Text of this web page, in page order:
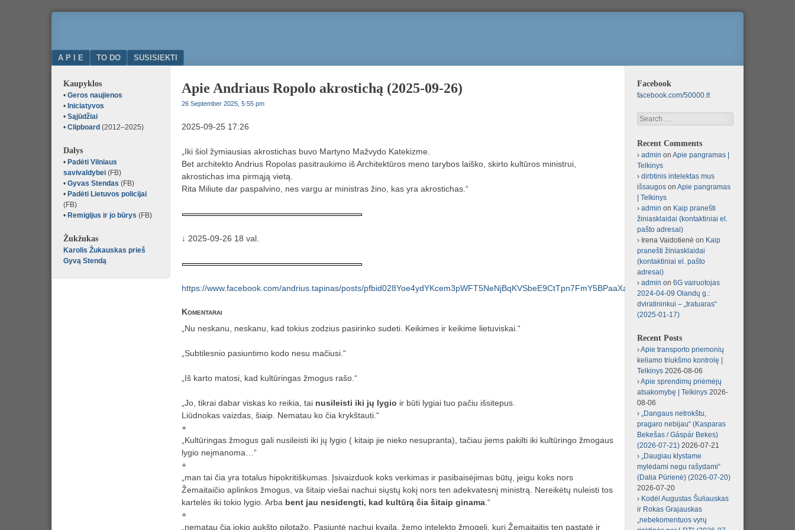
bendradarbiavimas
Menu
SKIP TO CONTENT
A P I E TO DO SUSISIEKTI
Apie Andriaus Ropolo akrostichą (2025-09-26)
26 September 2025, 5:55 pm
2025-09-25 17:26
„Iki šiol žymiausias akrostichas buvo Martyno Mažvydo Katekizme.
Bet architekto Andrius Ropolas pasitraukimo iš Architektūros meno tarybos laiško, skirto kultūros ministrui,
akrostichas ima pirmąją vietą.
Rita Miliute dar paspalvino, nes vargu ar ministras žino, kas yra akrostichas.“
↓ 2025-09-26 18 val.
https://www.facebook.com/andrius.tapinas/posts/pfbid028Yoe4ydYKcem3pWFT5NeNjBqKVSbeE9CtTpn7FmY5BPaaXa5km1JLQRcGEmtjow7l
Komentarai
„Nu neskanu, neskanu, kad tokius zodzius pasirinko sudeti. Keikimes ir keikime lietuviskai.“
„Subtilesnio pasiuntimo kodo nesu mačiusi.“
„Iš karto matosi, kad kultūringas žmogus rašo.“
„Jo, tikrai dabar viskas ko reikia, tai nusileisti iki jų lygio ir būti lygiai tuo pačiu išsitepus.
Liūdnokas vaizdas, šiaip. Nematau ko čia krykštauti.“
+
„Kultūringas žmogus gali nusileisti iki jų lygio ( kitaip jie nieko nesupranta), tačiau jiems pakilti iki kultūringo žmogaus
lygio neįmanoma…“
+
„man tai čia yra totalus hipokritiškumas. Įsivaizduok koks verkimas ir pasibaisėjimas būtų, jeigu koks nors
Žemaitaičio aplinkos žmogus, va šitaip viešai nachui siųstų kokį nors ten adekvatesnį ministrą. Nereikėtų nuleisti tos
kartelės iki tokio lygio. Arba bent jau nesidengti, kad kultūrą čia šitaip ginama .“
+
„nematau čia jokio aukšto pilotažo. Pasiuntė nachui kvailą, žemo intelekto žmogelį, kurį Žemaitaitis ten pastatė ir
Kaupyklos
• Geros naujienos
• Iniciatyvos
• Sąjūdžiai
• Clipboard (2012–2025)
Dalys
• Padėti Vilniaus
savivaldybei (FB)
• Gyvas Stendas (FB)
• Padėti Lietuvos policijai
(FB)
• Remigijus ir jo būrys (FB)
Žukžukas
Karolis Žukauskas prieš
Gyvą Stendą
Facebook
facebook.com/50000.lt
Search
Recent Comments
admin on Apie pangramas |
Telkinys
dirbtinis intelektas mus
išsaugos on Apie pangramas
| Telkinys
admin on Kaip pranešti
žiniasklaidai (kontaktiniai el.
pašto adresai)
Irena Vaidotienė on Kaip
pranešti žiniasklaidai
(kontaktiniai el. pašto
adresai)
admin on 6G vairuotojas
2024-04-09 Olandų g.:
dviratininkui – „tratuaras“
(2025-01-17)
Recent Posts
Apie transporto priemonių
keliamo triukšmo kontrolę |
Telkinys 2026-08-06
Apie sprendimų priėmėjų
atsakomybę | Telkinys 2026-
08-06
„Dangaus netrokštu,
pragaro nebijau“ (Kasparas
Bekešas / Gáspár Bekes)
(2026-07-21) 2026-07-21
„Daugiau klystame
mylėdami negu rašydami“
(Dalia Pūrienė) (2026-07-20)
2026-07-20
Kodėl Augustas Šuliauskas
ir Rokas Grajauskas
„nebekomentuos vyrų